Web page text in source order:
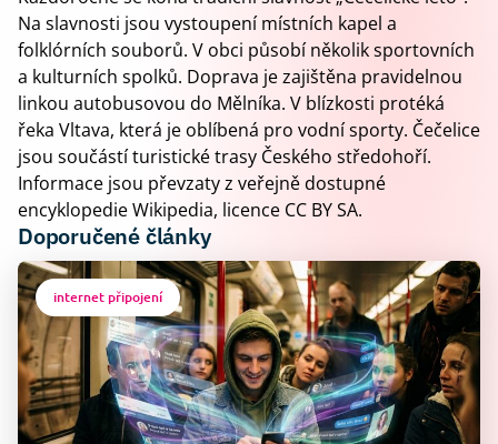
Na slavnosti jsou vystoupení místních kapel a
folklórních souborů. V obci působí několik sportovních
a kulturních spolků. Doprava je zajištěna pravidelnou
linkou autobusovou do Mělníka. V blízkosti protéká
řeka Vltava, která je oblíbená pro vodní sporty. Čečelice
jsou součástí turistické trasy Českého středohoří.
Informace jsou převzaty z veřejně dostupné
encyklopedie Wikipedia, licence CC BY SA.
Doporučené články
internet připojení